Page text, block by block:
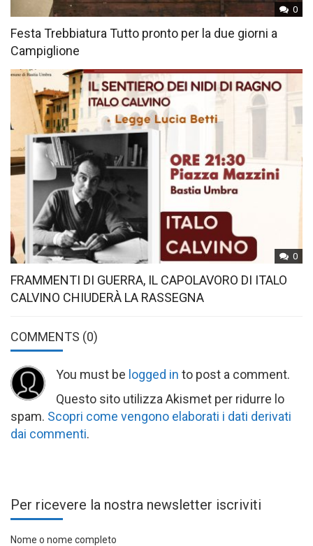
0
Festa Trebbiatura Tutto pronto per la due giorni a
Campiglione
0
FRAMMENTI DI GUERRA, IL CAPOLAVORO DI ITALO
CALVINO CHIUDERÀ LA RASSEGNA
COMMENTS (0)
You must be logged in to post a comment.
Questo sito utilizza Akismet per ridurre lo
spam. Scopri come vengono elaborati i dati derivati
dai commenti.
Per ricevere la nostra newsletter iscriviti
Nome o nome completo